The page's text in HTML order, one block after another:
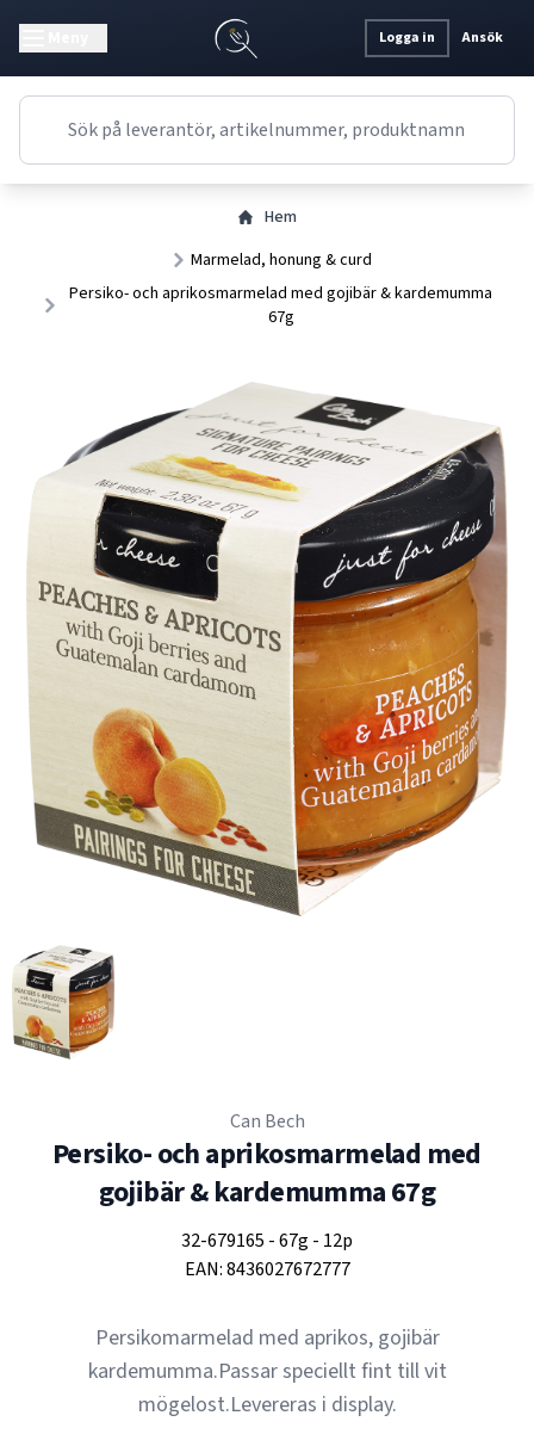
Logga in Ansök
Hem
Marmelad, honung & curd
Persiko- och aprikosmarmelad med gojibär & kardemumma
67g
Can Bech
Persiko- och aprikosmarmelad med
gojibär & kardemumma 67g
32-679165 -67g - 12p
EAN:8436027672777
Persikomarmelad med aprikos, gojibär
kardemumma.Passar speciellt fint till vit
mögelost.Levereras i display.